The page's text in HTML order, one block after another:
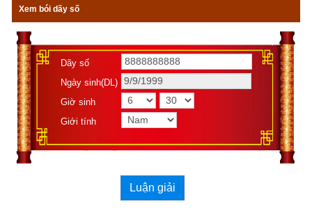
Xemvm.com xin hân hạnh giới thiệu tới độc giả
cuốn sách số
“Diễn cầm tam thế diễn nghĩa” của soạn giả Dương Công
Hầu
https://xemvm.com/kien-thuc-phong-
thuy/xem-van-menh/link-tai-sach-dien-cam-tam-the-dien-
Xem bói dãy số
Dãy số
Ngày sinh(DL)
Giờ sinh
Giới tính
Luận giải